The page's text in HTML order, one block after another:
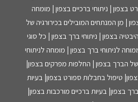
בצפון | ניתוחי ברכיים בצפון | מומחה
| מן המנתחים המובילים בכירורגיה של
בצפון | ניתוחי ברך בצפון | כל סוגי
לניתוחי ברך בצפון | מומחה לניתוחי
של הברך בצפון | החלפות מפרקים בצפון|
טיפול בחבלות ספורט בצפון| בעיות
בצפון| בעיות ברכיים מורכבות בצפון|